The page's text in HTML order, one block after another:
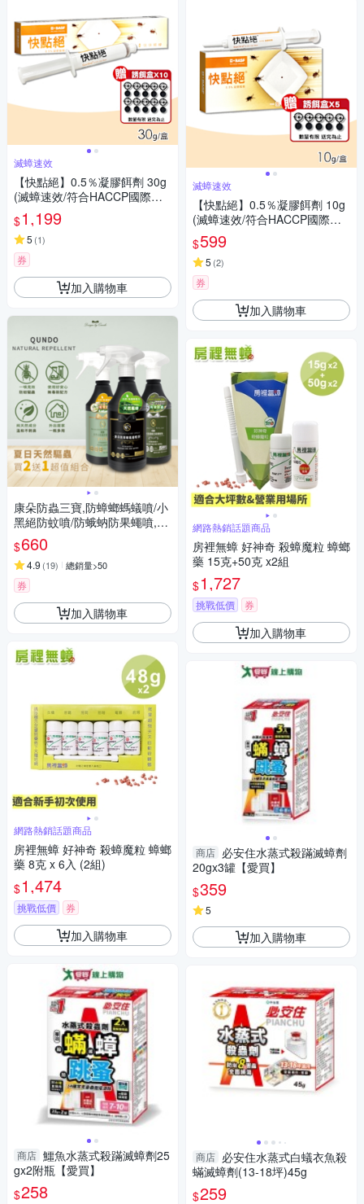
滅蟑速效
【快點絕】0.5％凝膠餌劑 30g
(滅蟑速效/符合HACCP國際認
證)
$1,199
5 (1)
券
加入購物車
康朵防蟲三寶,防蟑螂螞蟻噴/小
黑絕防蚊噴/防蛾蚋防果蠅噴,三
款任選！買2送1超值組
$660
4.9 (19) 總銷量>50
券
加入購物車
網路熱銷話題商品
房裡無蟑 好神奇 殺蟑魔粒 蟑螂
藥 8克 x 6入 (2組)
$1,474
挑戰低價 券
加入購物車
商店 鱷魚水蒸式殺蹣滅蟑劑25
gx2附瓶【愛買】
$258
滅蟑速效
【快點絕】0.5％凝膠餌劑 10g
(滅蟑速效/符合HACCP國際認
證)
$599
5 (2)
券
加入購物車
網路熱銷話題商品
房裡無蟑 好神奇 殺蟑魔粒 蟑螂
藥 15克+50克 x2組
$1,727
挑戰低價 券
加入購物車
商店 必安住水蒸式殺蹣滅蟑劑
20gx3罐【愛買】
$359
5
加入購物車
商店 必安住水蒸式白蟻衣魚殺
蟎滅蟑劑(13-18坪)45g
$259